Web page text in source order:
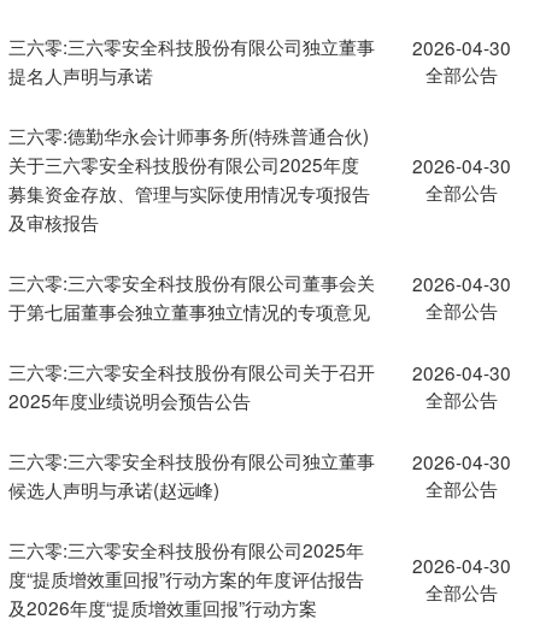
三六零:三六零安全科技股份有限公司独立董事
提名人声明与承诺
2026-04-30
全部公告
三六零:德勤华永会计师事务所(特殊普通合伙)
关于三六零安全科技股份有限公司2025年度
募集资金存放、管理与实际使用情况专项报告
及审核报告
2026-04-30
全部公告
三六零:三六零安全科技股份有限公司董事会关
于第七届董事会独立董事独立情况的专项意见
2026-04-30
全部公告
三六零:三六零安全科技股份有限公司关于召开
2025年度业绩说明会预告公告
2026-04-30
全部公告
三六零:三六零安全科技股份有限公司独立董事
候选人声明与承诺(赵远峰)
2026-04-30
全部公告
三六零:三六零安全科技股份有限公司2025年
度“提质增效重回报”行动方案的年度评估报告
及2026年度“提质增效重回报”行动方案
2026-04-30
全部公告